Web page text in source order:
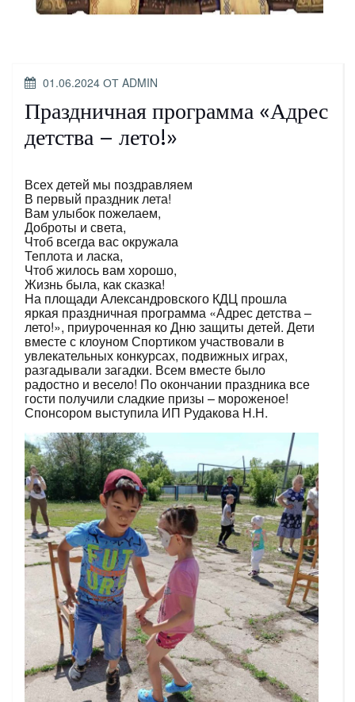
ОПУБЛИКОВАНО
01.06.2024 ОТ ADMIN
Праздничная программа «Адрес
детства – лето!»
Всех детей мы поздравляем
В первый праздник лета!
Вам улыбок пожелаем,
Доброты и света,
Чтоб всегда вас окружала
Теплота и ласка,
Чтоб жилось вам хорошо,
Жизнь была, как сказка!
На площади Александровского КДЦ прошла
яркая праздничная программа «Адрес детства –
лето!», приуроченная ко Дню защиты детей. Дети
вместе с клоуном Спортиком участвовали в
увлекательных конкурсах, подвижных играх,
разгадывали загадки. Всем вместе было
радостно и весело! По окончании праздника все
гости получили сладкие призы – мороженое!
Спонсором выступила ИП Рудакова Н.Н.